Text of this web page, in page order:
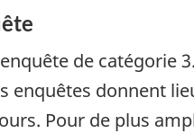
de catégorie
enquêtes donnent
Pour de plus